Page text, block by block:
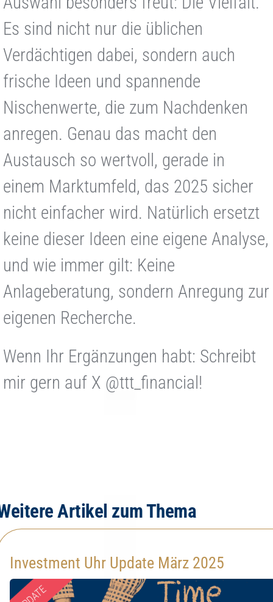
Es sind nicht nur die üblichen
Verdächtigen dabei, sondern auch
frische Ideen und spannende
Nischenwerte, die zum Nachdenken
anregen. Genau das macht den
Austausch so wertvoll, gerade in
einem Marktumfeld, das 2025 sicher
nicht einfacher wird. Natürlich ersetzt
keine dieser Ideen eine eigene Analyse,
und wie immer gilt: Keine
Anlageberatung, sondern Anregung zur
eigenen Recherche.
Wenn Ihr Ergänzungen habt: Schreibt
mir gern auf X @ttt_financial!
Artikel zum Thema
Investment Uhr Update März 2025